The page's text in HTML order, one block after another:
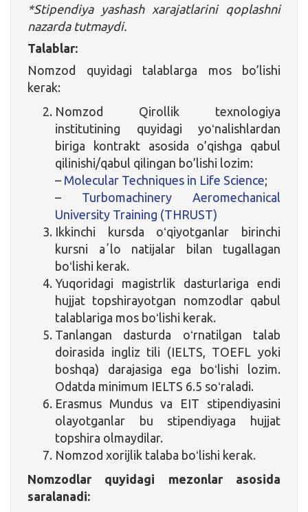
*Stipendiya yashash xarajatlarini qoplashni
nazarda tutmaydi.
Talablar:
Nomzod quyidagi talablarga mos bo’lishi
kerak:
Nomzod Qirollik texnologiya
institutining quyidagi yoʻnalishlardan
biriga kontrakt asosida o’qishga qabul
qilinishi/qabul qilingan bo’lishi lozim:
– Molecular Techniques in Life Science;
– Turbomachinery Aeromechanical
University Training (THRUST)
Ikkinchi kursda oʻqiyotganlar birinchi
kursni aʼlo natijalar bilan tugallagan
boʻlishi kerak.
Yuqoridagi magistrlik dasturlariga endi
hujjat topshirayotgan nomzodlar qabul
talablariga mos boʻlishi kerak.
Tanlangan dasturda oʻrnatilgan talab
doirasida ingliz tili (IELTS, TOEFL yoki
boshqa) darajasiga ega boʻlishi lozim.
Odatda minimum IELTS 6.5 soʻraladi.
Erasmus Mundus va EIT stipendiyasini
olayotganlar bu stipendiyaga hujjat
topshira olmaydilar.
Nomzod xorijlik talaba boʻlishi kerak.
Nomzodlar quyidagi mezonlar asosida
saralanadi: